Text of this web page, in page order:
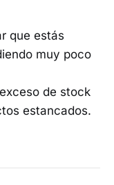
que estás
muy poco
de stock
estancados.